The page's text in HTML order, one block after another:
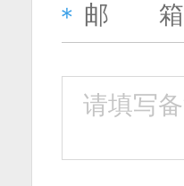
＊ 邮 箱